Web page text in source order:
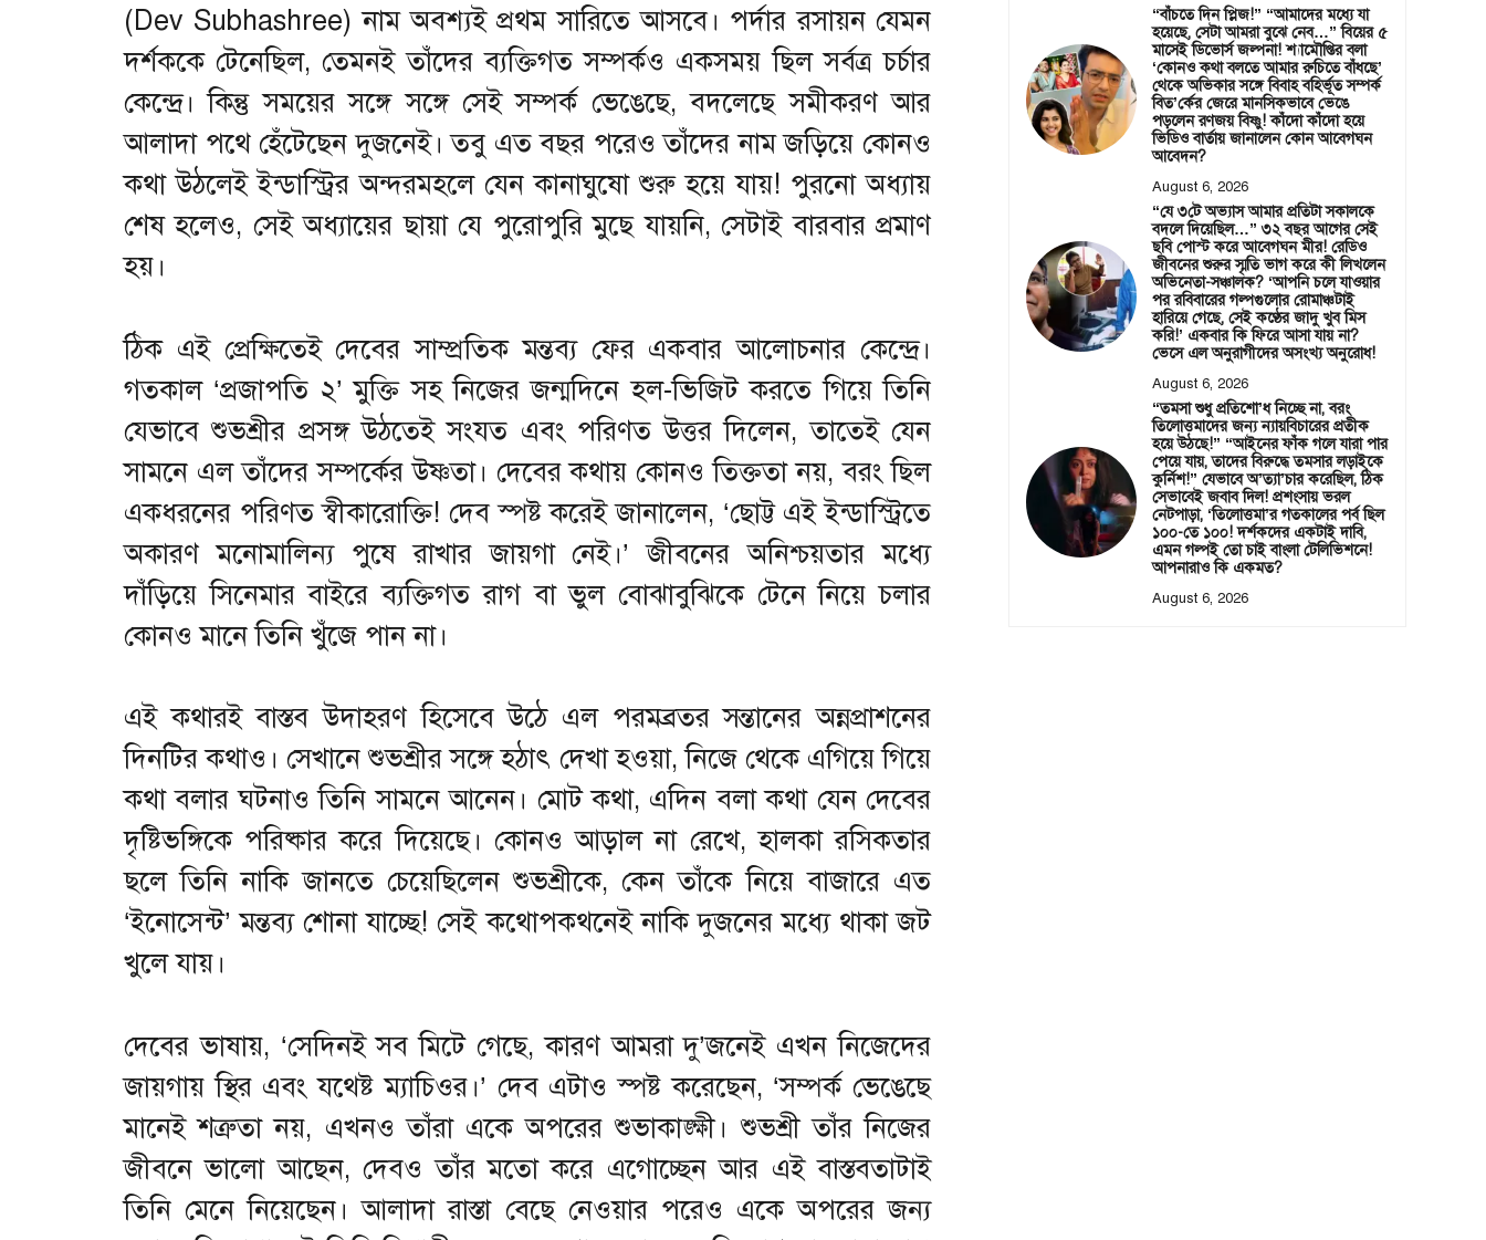
(Dev Subhashree) নাম অবশ্যই প্রথম সারিতে আসবে। পর্দার রসায়ন যেমন
দর্শককে টেনেছিল, তেমনই তাঁদের ব্যক্তিগত সম্পর্কও একসময় ছিল সর্বত্র চর্চার
কেন্দ্রে। কিন্তু সময়ের সঙ্গে সঙ্গে সেই সম্পর্ক ভেঙেছে, বদলেছে সমীকরণ আর
আলাদা পথে হেঁটেছেন দুজনেই। তবু এত বছর পরেও তাঁদের নাম জড়িয়ে কোনও
কথা উঠলেই ইন্ডাস্ট্রির অন্দরমহলে যেন কানাঘুষো শুরু হয়ে যায়! পুরনো অধ্যায়
শেষ হলেও, সেই অধ্যায়ের ছায়া যে পুরোপুরি মুছে যায়নি, সেটাই বারবার প্রমাণ
হয়।
ঠিক এই প্রেক্ষিতেই দেবের সাম্প্রতিক মন্তব্য ফের একবার আলোচনার কেন্দ্রে।
গতকাল ‘প্রজাপতি ২’ মুক্তি সহ নিজের জন্মদিনে হল-ভিজিট করতে গিয়ে তিনি
যেভাবে শুভশ্রীর প্রসঙ্গ উঠতেই সংযত এবং পরিণত উত্তর দিলেন, তাতেই যেন
সামনে এল তাঁদের সম্পর্কের উষ্ণতা। দেবের কথায় কোনও তিক্ততা নয়, বরং ছিল
একধরনের পরিণত স্বীকারোক্তি! দেব স্পষ্ট করেই জানালেন, ‘ছোট্ট এই ইন্ডাস্ট্রিতে
অকারণ মনোমালিন্য পুষে রাখার জায়গা নেই।’ জীবনের অনিশ্চয়তার মধ্যে
দাঁড়িয়ে সিনেমার বাইরে ব্যক্তিগত রাগ বা ভুল বোঝাবুঝিকে টেনে নিয়ে চলার
কোনও মানে তিনি খুঁজে পান না।
এই কথারই বাস্তব উদাহরণ হিসেবে উঠে এল পরমব্রতর সন্তানের অন্নপ্রাশনের
দিনটির কথাও। সেখানে শুভশ্রীর সঙ্গে হঠাৎ দেখা হওয়া, নিজে থেকে এগিয়ে গিয়ে
কথা বলার ঘটনাও তিনি সামনে আনেন। মোট কথা, এদিন বলা কথা যেন দেবের
দৃষ্টিভঙ্গিকে পরিষ্কার করে দিয়েছে। কোনও আড়াল না রেখে, হালকা রসিকতার
ছলে তিনি নাকি জানতে চেয়েছিলেন শুভশ্রীকে, কেন তাঁকে নিয়ে বাজারে এত
‘ইনোসেন্ট’ মন্তব্য শোনা যাচ্ছে! সেই কথোপকথনেই নাকি দুজনের মধ্যে থাকা জট
খুলে যায়।
দেবের ভাষায়, ‘সেদিনই সব মিটে গেছে, কারণ আমরা দু’জনেই এখন নিজেদের
জায়গায় স্থির এবং যথেষ্ট ম্যাচিওর।’ দেব এটাও স্পষ্ট করেছেন, ‘সম্পর্ক ভেঙেছে
মানেই শত্রুতা নয়, এখনও তাঁরা একে অপরের শুভাকাঙ্ক্ষী। শুভশ্রী তাঁর নিজের
জীবনে ভালো আছেন, দেবও তাঁর মতো করে এগোচ্ছেন আর এই বাস্তবতাটাই
তিনি মেনে নিয়েছেন। আলাদা রাস্তা বেছে নেওয়ার পরেও একে অপরের জন্য
“বাঁচতে দিন প্লিজ!” “আমাদের মধ্যে যা
হয়েছে, সেটা আমরা বুঝে নেব…” বিয়ের ৫
মাসেই ডিভোর্স জল্পনা! শ্যামৌপ্তির বলা
‘কোনও কথা বলতে আমার রুচিতে বাঁধছে’
থেকে অভিকার সঙ্গে বিবাহ বহির্ভূত সম্পর্ক
বিত’র্কের জেরে মানসিকভাবে ভেঙে
পড়লেন রণজয় বিষ্ণু! কাঁদো কাঁদো হয়ে
ভিডিও বার্তায় জানালেন কোন আবেগঘন
আবেদন?
August 6, 2026
“যে ৩টে অভ্যাস আমার প্রতিটা সকালকে
বদলে দিয়েছিল…” ৩২ বছর আগের সেই
ছবি পোস্ট করে আবেগঘন মীর! রেডিও
জীবনের শুরুর স্মৃতি ভাগ করে কী লিখলেন
অভিনেতা-সঞ্চালক? ‘আপনি চলে যাওয়ার
পর রবিবারের গল্পগুলোর রোমাঞ্চটাই
হারিয়ে গেছে, সেই কণ্ঠের জাদু খুব মিস
করি!’ একবার কি ফিরে আসা যায় না?
ভেসে এল অনুরাগীদের অসংখ্য অনুরোধ!
August 6, 2026
“তমসা শুধু প্রতিশো’ধ নিচ্ছে না, বরং
তিলোত্তমাদের জন্য ন্যায়বিচারের প্রতীক
হয়ে উঠছে!” “আইনের ফাঁক গলে যারা পার
পেয়ে যায়, তাদের বিরুদ্ধে তমসার লড়াইকে
কুর্নিশ!” যেভাবে অ’ত্যা’চার করেছিল, ঠিক
সেভাবেই জবাব দিল! প্রশংসায় ভরল
নেটপাড়া, ‘তিলোত্তমা’র গতকালের পর্ব ছিল
১০০-তে ১০০! দর্শকদের একটাই দাবি,
এমন গল্পই তো চাই বাংলা টেলিভিশনে!
আপনারাও কি একমত?
August 6, 2026